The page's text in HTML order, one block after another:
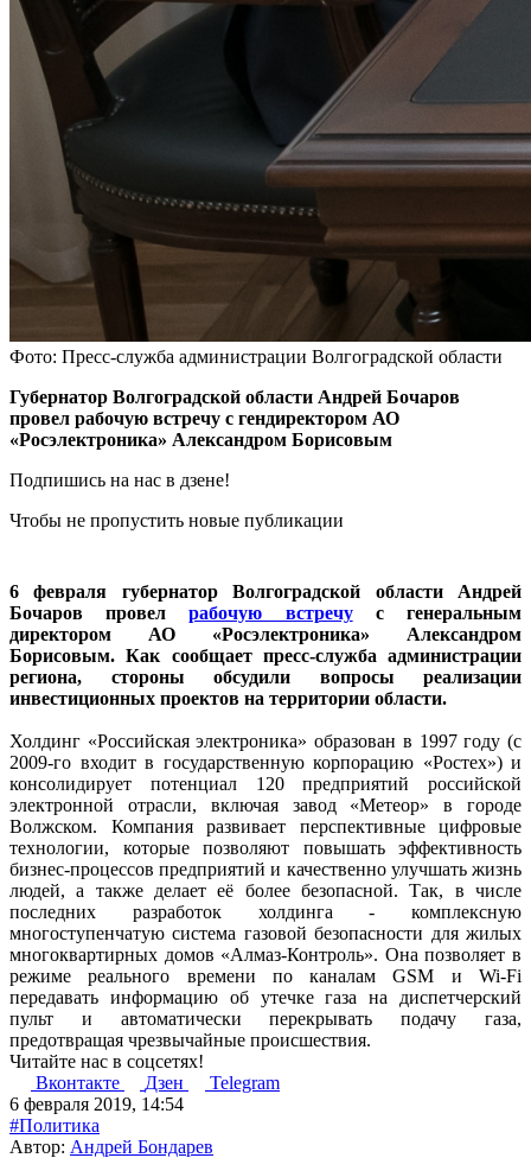
Фото: Пресс-служба администрации Волгоградской области
Губернатор Волгоградской области Андрей Бочаров
провел рабочую встречу с гендиректором АО
«Росэлектроника» Александром Борисовым
Подпишись на нас в дзене!
Чтобы не пропустить новые публикации
6 февраля губернатор Волгоградской области Андрей
Бочаров провелрабочую встречус генеральным
директором АО «Росэлектроника» Александром
Борисовым. Как сообщает пресс-служба администрации
региона, стороны обсудили вопросы реализации
инвестиционных проектов на территории области.
Холдинг «Российская электроника» образован в 1997 году (с
2009-го входит в государственную корпорацию «Ростех») и
консолидирует потенциал 120 предприятий российской
электронной отрасли, включая завод «Метеор» в городе
Волжском. Компания развивает перспективные цифровые
технологии, которые позволяют повышать эффективность
бизнес-процессов предприятий и качественно улучшать жизнь
людей, а также делает её более безопасной. Так, в числе
последних разработок холдинга - комплексную
многоступенчатую система газовой безопасности для жилых
многоквартирных домов «Алмаз-Контроль». Она позволяет в
режиме реального времени по каналам GSM и Wi-Fi
передавать информацию об утечке газа на диспетчерский
пульт и автоматически перекрывать подачу газа,
предотвращая чрезвычайные происшествия.
Читайте нас в соцсетях!
Вконтакте
Дзен
Telegram
6 февраля 2019, 14:54
#Политика
Автор: Андрей Бондарев